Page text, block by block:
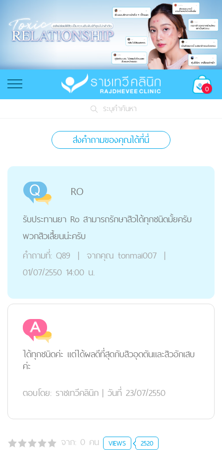
0
ระบุคำค้นหา
ส่งคำถามของคุณได้ที่นี่
RO
รับประทานยา Ro สามารถรักษาสิวได้ทุกชนิดมั้ยครับ
พวกสิวเสี้ยนน่ะครับ
คำถามที่: Q89 | จากคุณ tonmai007 |
01/07/2550 14:00 น.
ได้ทุกชนิดค่ะ แต่ได้ผลดีที่สุดกับสิวอุดตันและสิวอักเสบ
ค่ะ
ตอบโดย: ราชเทวีคลินิก | วันที่ 23/07/2550
จาก: 0 คน VIEWS 2520